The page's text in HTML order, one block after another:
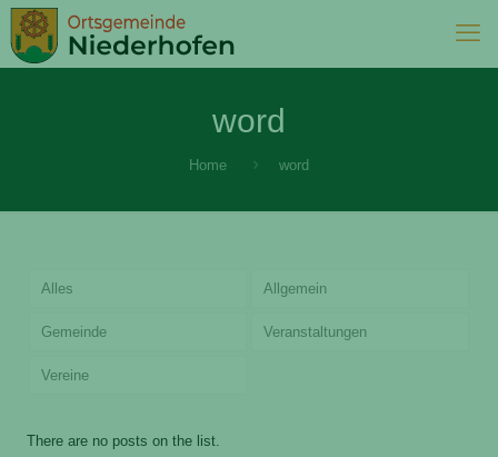
word
Home word
Alles Allgemein
Gemeinde Veranstaltungen
Vereine
There are no posts on the list.